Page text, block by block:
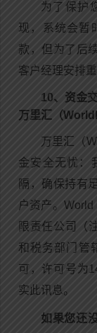
为了保护
现，系统会暂
款，但为了后
客户经理安排
10、资金
万里汇（
万里汇（
金安全无忧：
隔，确保持有
户资产。
限责任公司（
和税务部门管
可，许可号为
实此讯息。
如果您还